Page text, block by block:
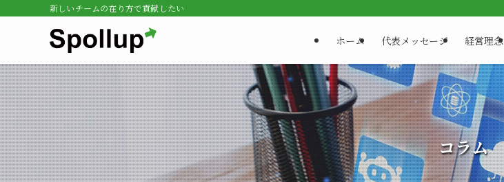
新しいチームの在り方で貢献したい
ホーム 代表メッセージ 経営理念
コラム